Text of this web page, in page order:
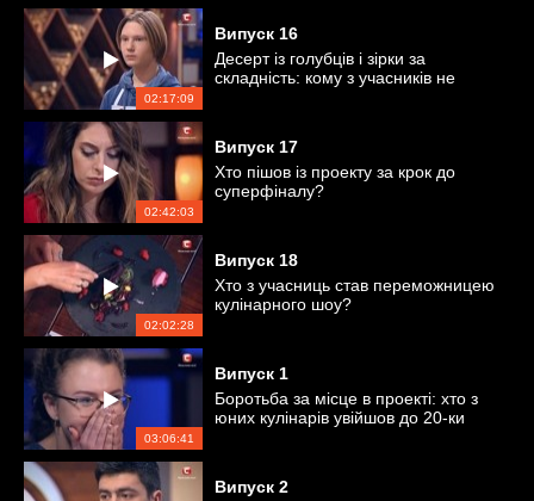
02:17:09
Випуск 16
Десерт із голубців і зірки за
складність: кому з учасників не
02:42:03
Випуск 17
Хто пішов із проекту за крок до
суперфіналу?
02:02:28
Випуск 18
Хто з учасниць став переможницею
кулінарного шоу?
03:06:41
Випуск 1
Боротьба за місце в проекті: хто з
юних кулінарів увійшов до 20-ки
Випуск 2